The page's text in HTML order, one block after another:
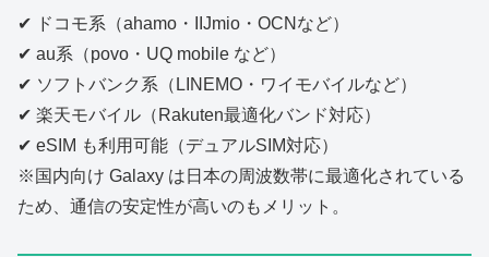
✔ ドコモ系（ahamo・IIJmio・OCNなど）
✔ au系（povo・UQ mobile など）
✔ ソフトバンク系（LINEMO・ワイモバイルなど）
✔ 楽天モバイル（Rakuten最適化バンド対応）
✔ eSIM も利用可能（デュアルSIM対応）
※国内向け Galaxy は日本の周波数帯に最適化されている
ため、通信の安定性が高いのもメリット。